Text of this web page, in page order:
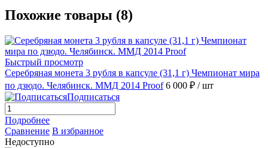
Похожие товары (8)
Быстрый просмотр
Серебряная монета 3 рубля в капсуле (31,1 г) Чемпионат мира
по дзюдо. Челябинск. ММД 2014 Proof 6 000 ₽ / шт
Подписаться
Подробнее
Сравнение В избранное
Недоступно